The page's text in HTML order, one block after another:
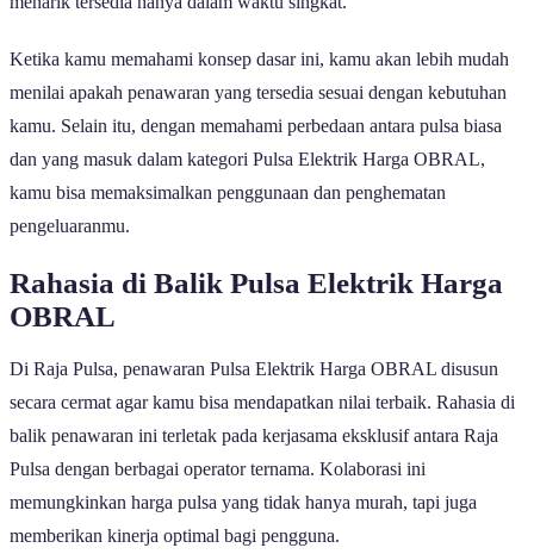
Ketika kamu memahami konsep dasar ini, kamu akan lebih mudah
menilai apakah penawaran yang tersedia sesuai dengan kebutuhan
kamu. Selain itu, dengan memahami perbedaan antara pulsa biasa
dan yang masuk dalam kategori Pulsa Elektrik Harga OBRAL,
kamu bisa memaksimalkan penggunaan dan penghematan
pengeluaranmu.
Rahasia di Balik Pulsa Elektrik Harga
OBRAL
Di Raja Pulsa, penawaran Pulsa Elektrik Harga OBRAL disusun
secara cermat agar kamu bisa mendapatkan nilai terbaik. Rahasia di
balik penawaran ini terletak pada kerjasama eksklusif antara Raja
Pulsa dengan berbagai operator ternama. Kolaborasi ini
memungkinkan harga pulsa yang tidak hanya murah, tapi juga
memberikan kinerja optimal bagi pengguna.